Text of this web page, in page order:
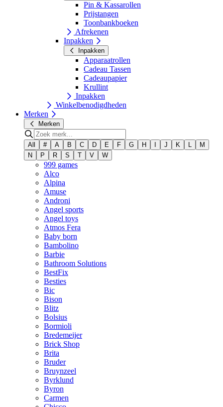
Pin & Kassarollen
Prijstangen
Toonbankboeken
Afrekenen
Inpakken
Inpakken
Apparaatrollen
Cadeau Tassen
Cadeaupapier
Krullint
Inpakken
Winkelbenodigdheden
Merken
Merken
All # A B C D E F G H J K L
M
N
P R S T V W
999 games
Alco
Alpina
Amuse
Androni
Angel sports
Angel toys
Atmos Fera
Baby born
Bambolino
Barbie
Bathroom Solutions
BestFix
Besties
Bic
Bison
Blitz
Bolsius
Bormioli
Bredemeijer
Brick Shop
Brita
Bruder
Bruynzeel
Byrklund
Byron
Carmen